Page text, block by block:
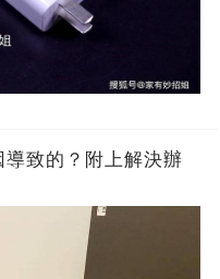
致的？附上解決辦